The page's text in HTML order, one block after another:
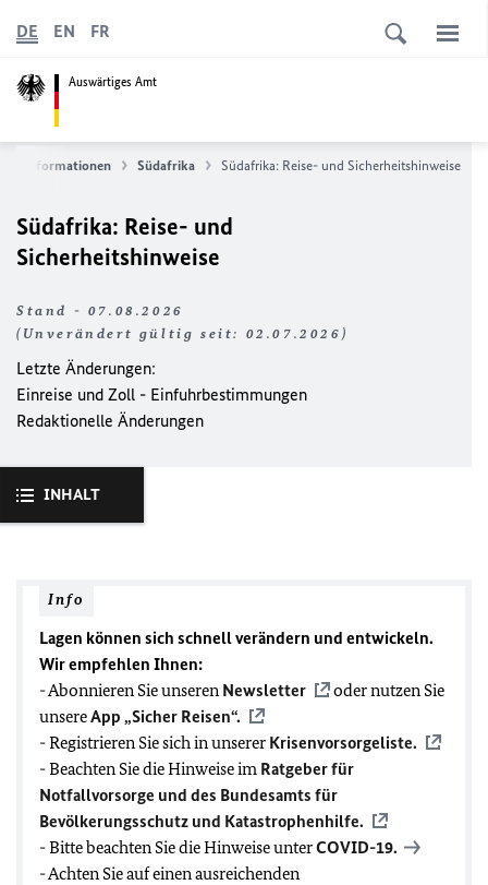
Auswärtiges Amt
DE EN FR
Südafrika Südafrika: Reise- und Sicherheitshinweise
Südafrika: Reise- und
Sicherheitshinweise
Stand - 07.08.2026
(Unverändert gültig seit: 02.07.2026)
Letzte Änderungen:
Einreise und Zoll - Einfuhrbestimmungen
Redaktionelle Änderungen
INHALT
Info
Lagen können sich schnell verändern und entwickeln.
Wir empfehlen Ihnen:
- Abonnieren Sie unseren Newsletter
oder nutzen Sie
unsereApp „Sicher Reisen“.
- Registrieren Sie sich in unserer Krisenvorsorgeliste.
- Beachten Sie die Hinweise im Ratgeber für
Notfallvorsorge und des Bundesamts für
Bevölkerungsschutz und Katastrophenhilfe.
- Bitte beachten Sie die Hinweise unterCOVID-19.
- Achten Sie auf einen ausreichenden